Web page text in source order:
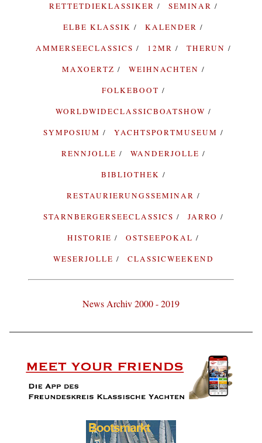
RETTETDIEKLASSIKER
SEMINAR
ELBE KLASSIK
KALENDER
AMMERSEECLASSICS
12MR
THERUN
MAXOERTZ
WEIHNACHTEN
FOLKEBOOT
WORLDWIDECLASSICBOATSHOW
SYMPOSIUM
YACHTSPORTMUSEUM
RENNJOLLE
WANDERJOLLE
BIBLIOTHEK
RESTAURIERUNGSSEMINAR
STARNBERGERSEECLASSICS
JARRO
HISTORIE
OSTSEEPOKAL
WESERJOLLE
CLASSICWEEKEND
News Archiv 2000 - 2019